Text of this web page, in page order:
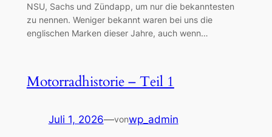
NSU, Sachs und Zündapp, um nur die bekanntesten
zu nennen. Weniger bekannt waren bei uns die
englischen Marken dieser Jahre, auch wenn…
Motorradhistorie – Teil 1
Juli 1, 2026—vonwp_admin